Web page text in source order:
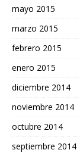
mayo 2015
marzo 2015
febrero 2015
enero 2015
diciembre 2014
noviembre 2014
octubre 2014
septiembre 2014